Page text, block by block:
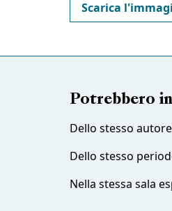
Scarica
Potrebbero
Dello stesso autore
Dello stesso
Nella stessa sala